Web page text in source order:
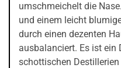
umschmeichelt die
und einem leicht
durch einen dezenten
ausbalanciert. Es ist ein
schottischen